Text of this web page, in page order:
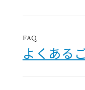
FAQ
よくある